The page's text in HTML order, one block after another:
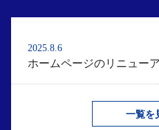
2025.8.6
ホームページのリニュー
一覧を